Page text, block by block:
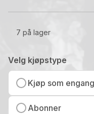
7 på lager
Velg kjøpstype
Kjøp som
Abonner